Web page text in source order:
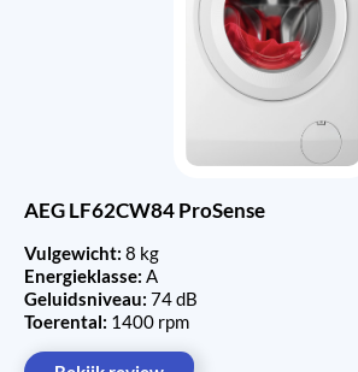
AEG LF62CW84 ProSense
Vulgewicht: 8 kg
Energieklasse: A
Geluidsniveau: 74 dB
Toerental: 1400 rpm